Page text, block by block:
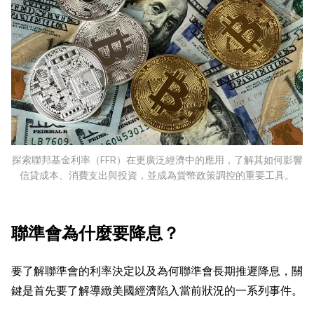
探索聯邦基金利率（FFR）在更廣泛經濟中的應用，了解其如何影響
信貸成本、消費支出與投資，並成為貨幣政策調控的重要工具。
聯準會為什麼要降息？
要了解聯準會的利率決定以及為何聯準會長期推遲降息，關
鍵是首先要了解導緻美國經濟陷入當前狀況的一系列事件。